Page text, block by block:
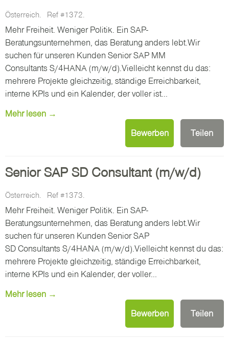
Österreich. Ref #1372.
Mehr Freiheit. Weniger Politik. Ein SAP-
Beratungsunternehmen, das Beratung anders lebt.Wir
suchen für unseren Kunden Senior SAP MM
Consultants S/4HANA (m/w/d).Vielleicht kennst du das:
mehrere Projekte gleichzeitig, ständige Erreichbarkeit,
interne KPIs und ein Kalender, der voller ist...
Mehr lesen →
Bewerben Teilen
Senior SAP SD Consultant (m/w/d)
Österreich. Ref #1373.
Mehr Freiheit. Weniger Politik. Ein SAP-
Beratungsunternehmen, das Beratung anders lebt.Wir
suchen für unseren Kunden Senior SAP
SD Consultants S/4HANA (m/w/d).Vielleicht kennst du das:
mehrere Projekte gleichzeitig, ständige Erreichbarkeit,
interne KPIs und ein Kalender, der voller...
Mehr lesen →
Bewerben Teilen